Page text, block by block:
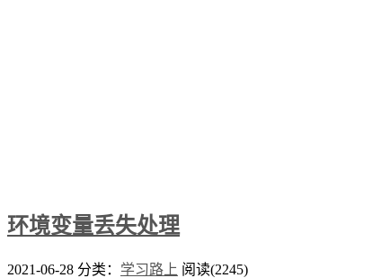
环境变量丢失处理
2021-06-28 分类： 学习路上 阅读(2245)